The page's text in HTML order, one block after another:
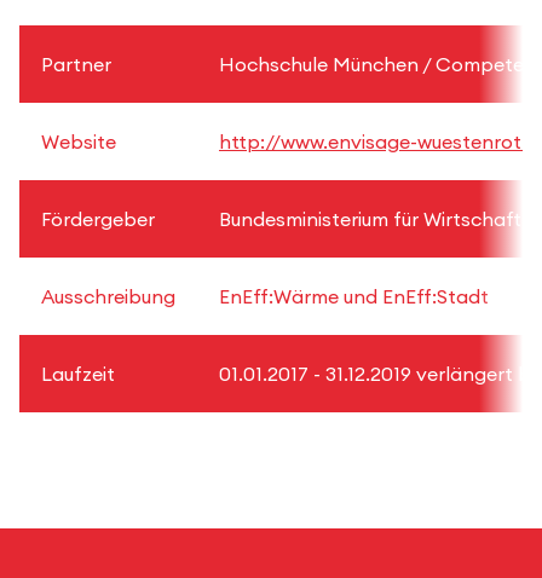
Partner Hochschule München /
Website http://www.envisage-
Fördergeber Bundesministerium für Wirtschaft
Ausschreibung EnEff:Wärme und EnEff:Stadt
Laufzeit 01.01.2017 - 31.12.2019 verlängert